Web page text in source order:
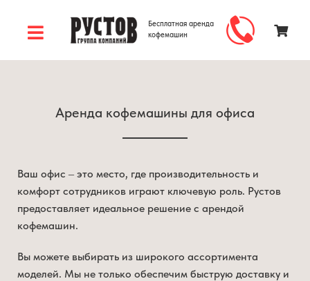
Бесплатная аренда
кофемашин
Аренда кофемашины для офиса
Ваш офис – это место, где производительность и
комфорт сотрудников играют ключевую роль. Рустов
предоставляет идеальное решение с арендой
кофемашин.
Вы можете выбирать из широкого ассортимента
моделей. Мы не только обеспечим быструю доставку и